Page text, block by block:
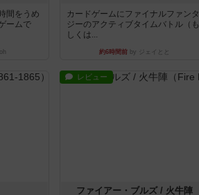
間をうめ
ームで
カードゲームにファイナルファンタ
ジーのアクティブタイムバトル（も
しくは...
約6時間前 by ジェイとと
レビュー
ファイアー・ブルズ / 火牛陣